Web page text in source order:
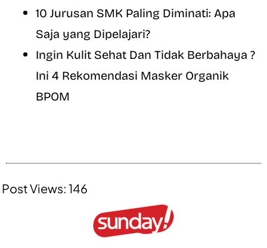
10 Jurusan SMK Paling Diminati: Apa
Saja yang Dipelajari?
Ingin Kulit Sehat Dan Tidak Berbahaya ?
Ini 4 Rekomendasi Masker Organik
BPOM
Post Views: 146